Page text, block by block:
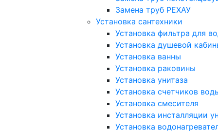
Замена труб РЕХАУ
Установка сантехники
Установка фильтра для
Установка душевой
Установка ванны
Установка раковины
Установка унитаза
Установка счетчиков
Установка смесителя
Установка инсталляции
Установка